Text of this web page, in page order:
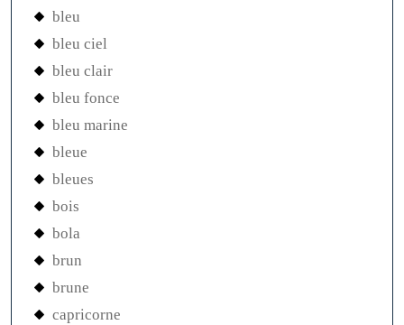
bleu
bleu ciel
bleu clair
bleu fonce
bleu marine
bleue
bleues
bois
bola
brun
brune
capricorne